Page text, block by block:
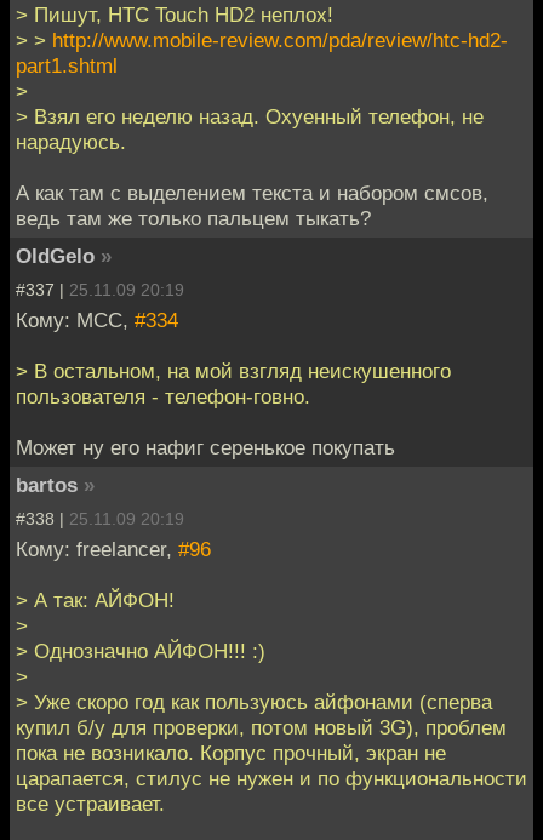
> Пишут, HTC Touch HD2 неплох!
> > http://www.mobile-review.com/pda/review/htc-hd2-
part1.shtml
>
> Взял его неделю назад. Охуенный телефон, не
нарадуюсь.
А как там с выделением текста и набором смсов,
ведь там же только пальцем тыкать?
OldGelo »
#337 | 25.11.09 20:19
Кому: MCC, #334
> В остальном, на мой взгляд неискушенного
пользователя - телефон-говно.
Может ну его нафиг серенькое покупать
bartos »
#338 | 25.11.09 20:19
Кому: freelancer, #96
> А так: АЙФОН!
>
> Однозначно АЙФОН!!! :)
>
> Уже скоро год как пользуюсь айфонами (сперва
купил б/y для проверки, потом новый 3G), проблем
пока не возникало. Корпус прочный, экран не
царапается, стилус не нужен и по функциональности
все устраивает.